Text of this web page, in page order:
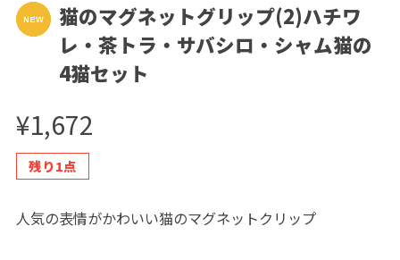
猫のマグネットグリップ(2)ハチワ
レ・茶トラ・サバシロ・シャム猫の
4猫セット
¥1,672
残り1点
人気の表情がかわいい猫のマグネットクリップ